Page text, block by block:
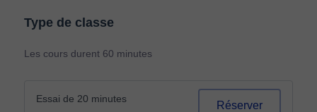
Type de classe
Les cours durent 60 minutes
Essai de 20 minutes
Réserver